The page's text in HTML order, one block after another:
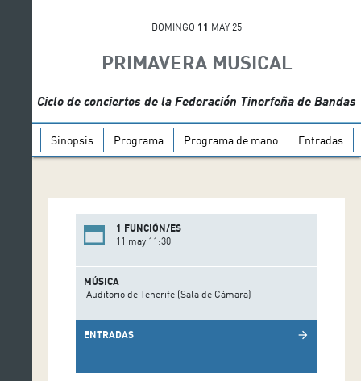
DOMINGO 11 MAY 25
PRIMAVERA MUSICAL
Ciclo de conciertos de la Federación Tinerfeña de Bandas
Sinopsis Programa Programa de mano Entradas
1 FUNCIÓN/ES
11 may 11:30
MÚSICA
Auditorio de Tenerife (Sala de Cámara)
ENTRADAS arrow_forward